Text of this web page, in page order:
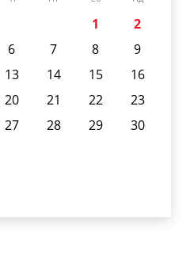
1
2
6 7 8
9
13 14 15
16
20 21 22
23
27 28 29
30